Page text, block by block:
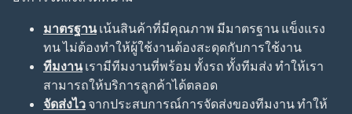
มาตรฐานเน้นสินค้าที่มีคุณภาพ มีมาตรฐาน แข็งแรง
ทน ไม่ต้องทำให้ผู้ใช้งานต้องสะดุดกับการใช้งาน
ทีมงานเรามีทีมงานที่พร้อม ทั้งรถ ทั้งทีมส่ง ทำให้เรา
สามารถให้บริการลูกค้าได้ตลอด
จัดส่งไว จากประสบการณ์การจัดส่งของทีมงาน ทำให้